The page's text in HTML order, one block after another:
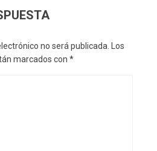
no será publicada. Los
marcados con *